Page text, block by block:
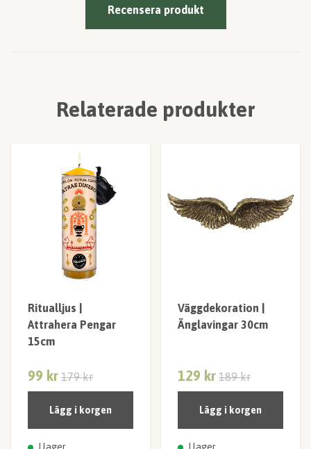
Recensera produkt
Relaterade produkter
Ritualljus |
Attrahera Pengar
15cm
99 kr 179 kr
Lägg i korgen
Väggdekoration |
Änglavingar 30cm
129 kr 189 kr
Lägg i korgen